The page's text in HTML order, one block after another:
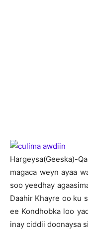
Hargeysa(Geeska)-
magaca weyn ayaa
soo yeedhay
Daahir Khayre oo ku
ee Kondhobka loo
inay ciddii doonaysa